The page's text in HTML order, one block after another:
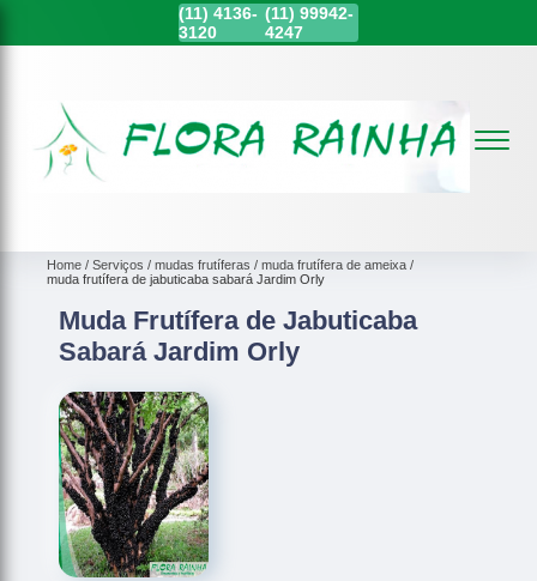
(11) 4136-
3120
(11)99942-
4247
Home Serviços mudas frutíferas
muda frutífera de ameixa
muda frutífera de jabuticaba sabará Jardim Orly
Muda Frutífera de Jabuticaba
Sabará Jardim Orly